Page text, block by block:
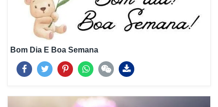
Bom Dia E Boa Semana